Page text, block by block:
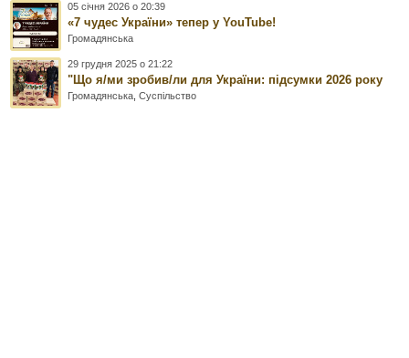
05 січня 2026 о 20:39
«7 чудес України» тепер у YouTube!
Громадянська
29 грудня 2025 о 21:22
"Що я/ми зробив/ли для України: підсумки 2026 року
Громадянська ,Суспільство